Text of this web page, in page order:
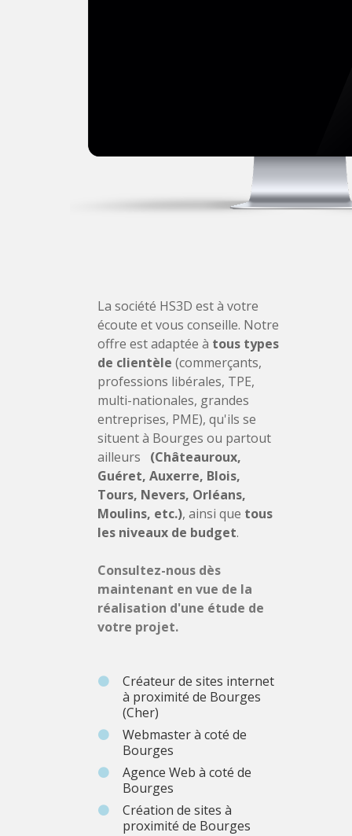
La société HS3D est à votre
écoute et vous conseille. Notre
offre est adaptée à tous types
de clientèle (commerçants,
professions libérales, TPE,
multi-nationales, grandes
entreprises, PME), qu'ils se
situent à Bourges ou partout
ailleurs
(Châteauroux,
Guéret, Auxerre, Blois,
Tours, Nevers, Orléans,
Moulins, etc.), ainsi que tous
les niveaux de budget.
Consultez-nous dès
maintenant en vue de la
réalisation d'une étude de
votre projet.
Créateur de sites internet
à proximité de Bourges
(Cher)
Webmaster à coté de
Bourges
Agence Web à coté de
Bourges
Création de sites à
proximité de Bourges